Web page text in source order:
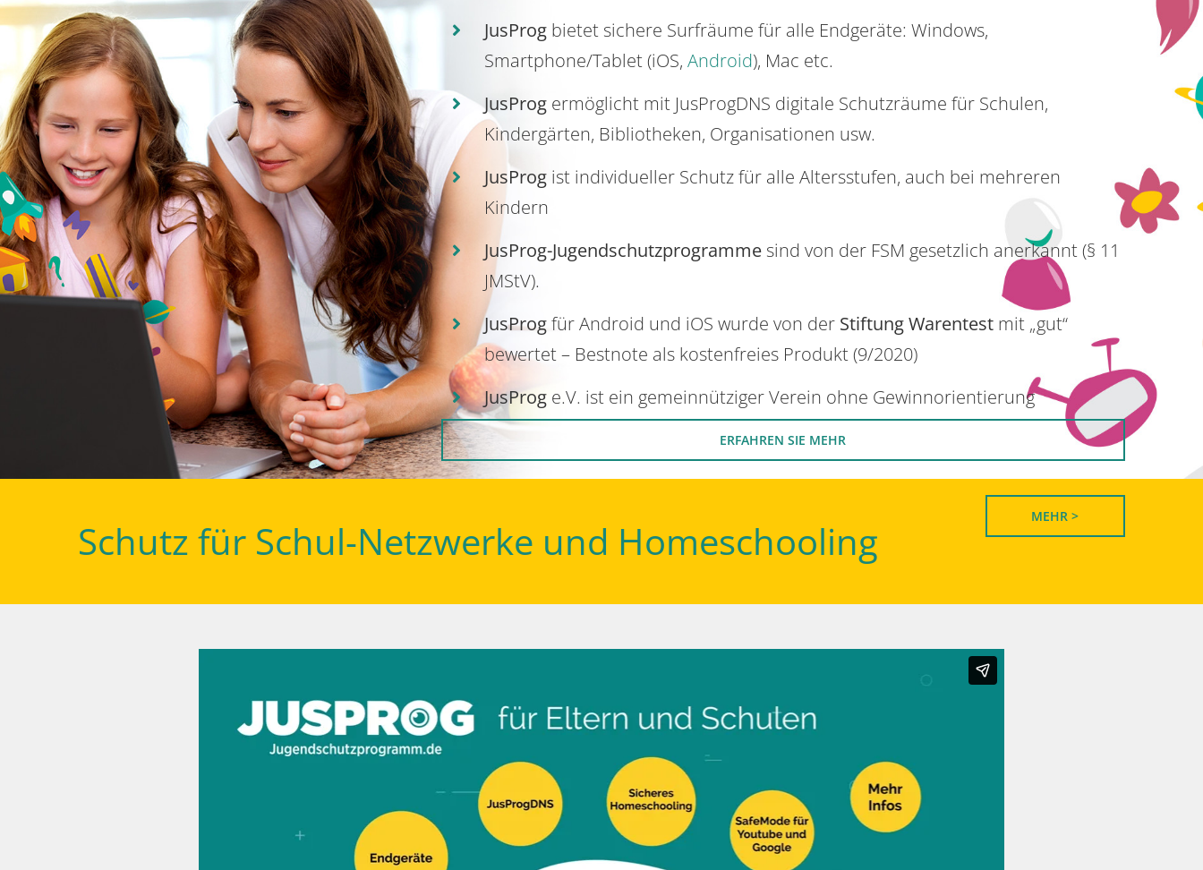
JusProgbietet sichere Surfräume für alle Endgeräte: Windows,
Smartphone/Tablet (iOS, Android), Mac etc.
JusProg ermöglicht mit JusProgDNS digitale Schutzräume für Schulen,
Kindergärten, Bibliotheken, Organisationen usw.
JusProgist individueller Schutz für alle Altersstufen, auch bei mehreren
Kindern
JusProg-Jugendschutzprogrammesind von der FSM gesetzlich anerkannt (§ 11
JMStV).
JusProgfür Android und iOS wurde von der Stiftung Warentestmit „gut“
bewertet – Bestnote als kostenfreies Produkt (9/2020)
JusProge.V. ist ein gemeinnütziger Verein ohne Gewinnorientierung
ERFAHREN SIE MEHR
Schutz für Schul-Netzwerke und Homeschooling
MEHR >